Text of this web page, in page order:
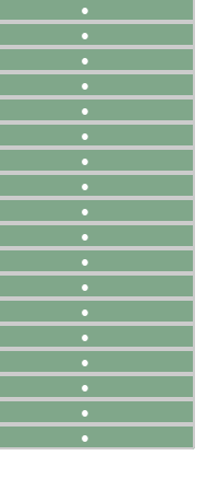
●
●
●
●
●
●
●
●
●
●
●
●
●
●
●
●
●
●